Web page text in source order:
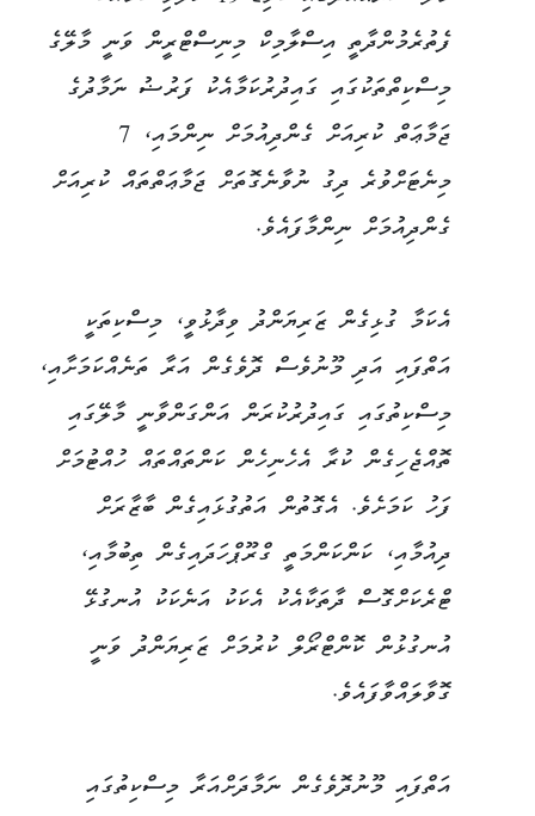
ފެތުރެމުންދާތީ އިސްލާމިކް މިނިސްޓްރީން ވަނީ މާލޭގެ
މިސްކިތްތަކުގައި ގައިދުރުކަމާއެކު ފަރުޟު ނަމާދުގެ
ޖަމާޢަތް ކުރިއަށް ގެންދިއުމަށް ނިންމައި، 7
މިނެޓަށްވުރެ ދިގު ނުވާނެގޮތަށް ޖަމާޢަތްތައް ކުރިއަށް
ގެންދިއުމަށް ނިންމާފައެވެ.
އެކަމާ ގުޅިގެން ޒަރިޔަންދު ވިދާޅުވީ، މިސްކިތަކީ
އަތްފައި އަދި މޫނުވެސް ދޮވެގެން އަރާ ތަނެއްކަމަށާއި،
މިސްކިތުގައި ގައިދުރުކުރަން އަންގަންވާނީ މާލޭގައި
ތޮއްޖެހިގެން ކުރާ އެހެނިހެން ކަންތައްތައް ހުއްޓުމަށް
ފަހު ކަމަށެވެ. އެގޮތުން އަތުގުޅައިގެން ބާޒާރަށް
ދިއުމާއި، ކަންކަންމަތީ ގްރޫޕްހަދައިގެން ތިބުމާއި،
ޓްރެކަށްގޮސް ދާތަކާއެކު އެކަކު އަނެކަކު އުނގުޅޭ
އުނގުޅުން ކޮންޓްރޯލް ކުރުމަށް ޒަރިޔަންދު ވަނީ
ގޮވާލައްވާފައެވެ.
އަތްފައި މޫނުދޮވެގެން ނަމާދަށްއަރާ މިސްކިތުގައި